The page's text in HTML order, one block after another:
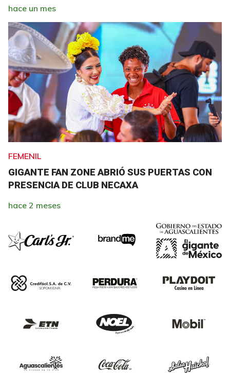
hace un mes
FEMENIL
GIGANTE FAN ZONE ABRIÓ SUS PUERTAS CON
PRESENCIA DE CLUB NECAXA
hace 2 meses